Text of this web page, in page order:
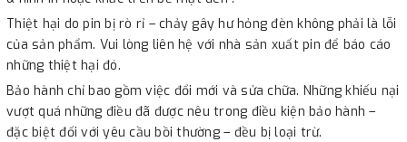
Thiệt hại do pin bị rò rỉ – chảy gây hư hỏng đèn không phải là lỗi
của sản phẩm. Vui lòng liên hệ với nhà sản xuất pin để báo cáo
những thiệt hại đó.
Bảo hành chỉ bao gồm việc đổi mới và sửa chữa. Những khiếu nại
vượt quá những điều đã được nêu trong điều kiện bảo hành –
đặc biệt đối với yêu cầu bồi thường – đều bị loại trừ.